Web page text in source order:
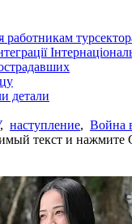
работникам
детали
, наступление, Война
текст и нажмите